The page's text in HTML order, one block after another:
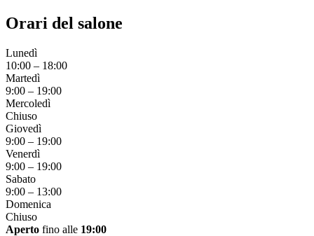
Orari del salone
Lunedì
10:00 – 18:00
Martedì
9:00 – 19:00
Mercoledì
Chiuso
Giovedì
9:00 – 19:00
Venerdì
9:00 – 19:00
Sabato
9:00 – 13:00
Domenica
Chiuso
Aperto fino alle 19:00